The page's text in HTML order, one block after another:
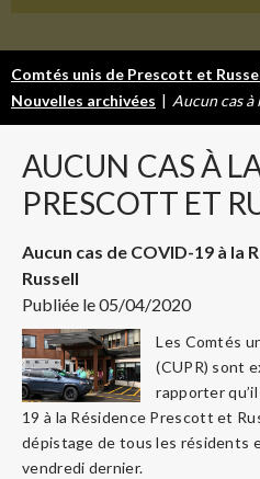
Comtés unis de Prescott et
Nouvelles archivées | Aucun cas à
AUCUN CAS À
PRESCOTT ET
Aucun cas de COVID-19 à la
Russell
Publiée le 05/04/2020
Les Comtés
(CUPR) sont
rapporter
19 à la Résidence Prescott et
dépistage de tous les résidents
vendredi dernier.